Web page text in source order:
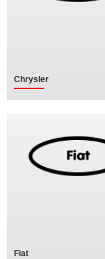
Chrysler
Fiat